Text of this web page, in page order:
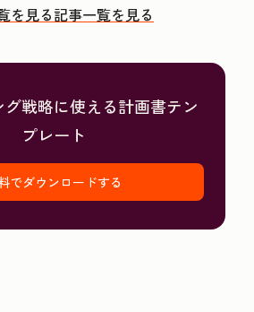
を見る記事一覧を見る
戦略に使える計画書テン
プレート
でダウンロードする